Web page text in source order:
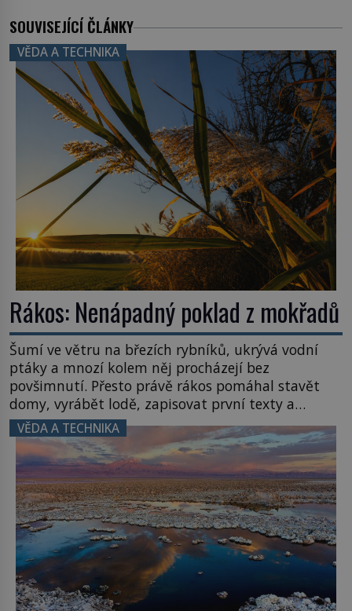
SOUVISEJÍCÍ ČLÁNKY
VĚDA A TECHNIKA
Rákos: Nenápadný poklad z mokřadů
Šumí ve větru na březích rybníků, ukrývá vodní
ptáky a mnozí kolem něj procházejí bez
povšimnutí. Přesto právě rákos pomáhal stavět
domy, vyrábět lodě, zapisovat první texty a
inspiroval řadu pověstí. Tato skromná, ale
užitečná rostlina provází člověka už tisíce let.
Většina lidí vnímá rákos jen jako obyčejnou kulisu
letního koupání. Stačí se však podívat […]
VĚDA A TECHNIKA